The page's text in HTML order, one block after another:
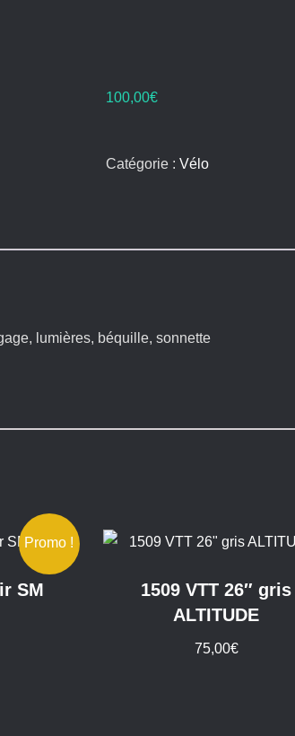
100,00€
Catégorie : Vélo
lumières, béquille, sonnette
Promo !
SM
1509 VTT 26″ gris
ALTITUDE
75,00€